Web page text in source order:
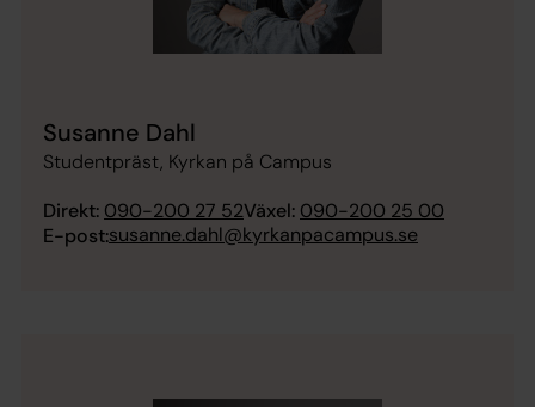
Susanne Dahl
Studentpräst, Kyrkan på Campus
Direkt: 090-200 27 52Växel: 090-200 25 00
E-post:susanne.dahl@kyrkanpacampus.se